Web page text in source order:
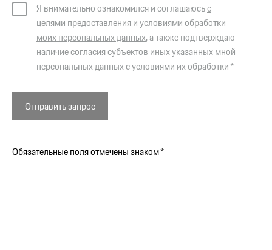
Я внимательно ознакомился и соглашаюсьс
целями предоставления и условиями обработки
моих персональных данных, а также подтверждаю
наличие согласия субъектов иных указанных мной
персональных данных с условиями их обработки *
Отправить запрос
Обязательные поля отмечены знаком *